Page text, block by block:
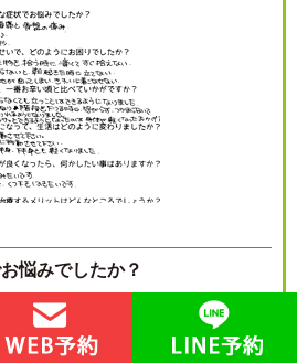
悩みでしたか？
の痛み・首回りのこり・右足の